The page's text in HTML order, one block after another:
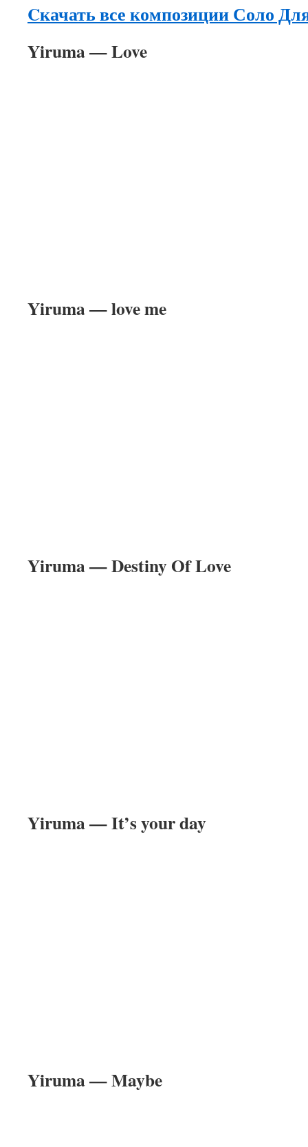
Cкачать все композиции Соло
Yiruma — Love
Yiruma — love me
Yiruma — Destiny Of Love
Yiruma — It’s your day
Yiruma — Maybe